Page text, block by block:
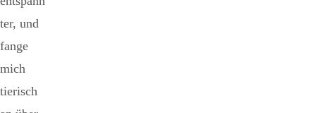
ter, und
fange
mich
tierisch